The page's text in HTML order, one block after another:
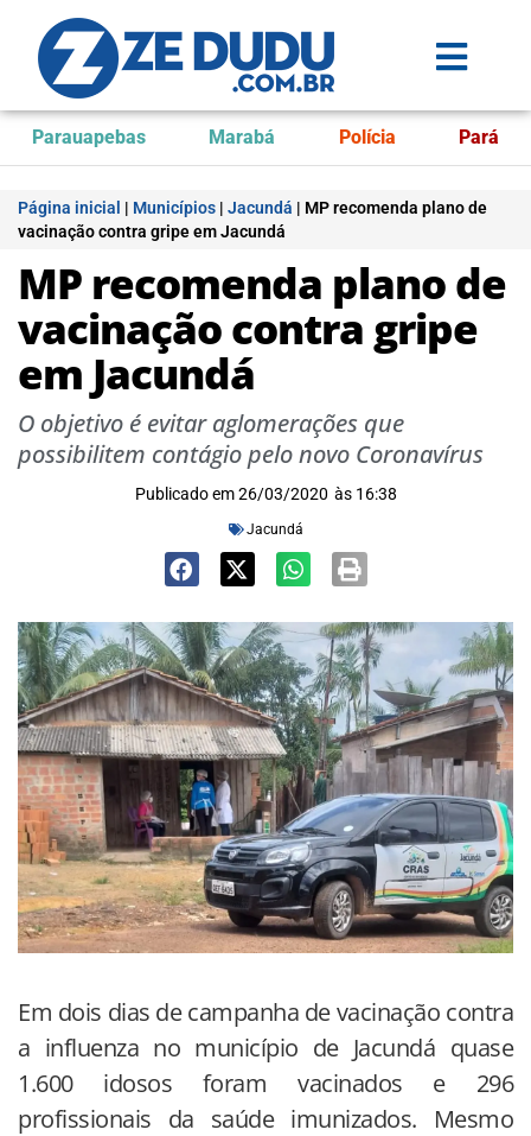
Parauapebas Marabá Polícia Pará
Página inicial | Municípios | Jacundá | MP recomenda plano de
vacinação contra gripe em Jacundá
MP recomenda plano de
vacinação contra gripe
em Jacundá
O objetivo é evitar aglomerações que
possibilitem contágio pelo novo Coronavírus
Publicado em 26/03/2020 às 16:38
Jacundá
Em dois dias de campanha de vacinação contra
a influenza no município de Jacundá quase
1.600 idosos foram vacinados e 296
profissionais da saúde imunizados. Mesmo